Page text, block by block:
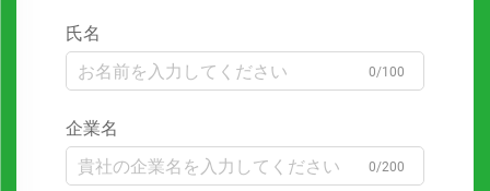
氏名
0/100
企業名
0/200